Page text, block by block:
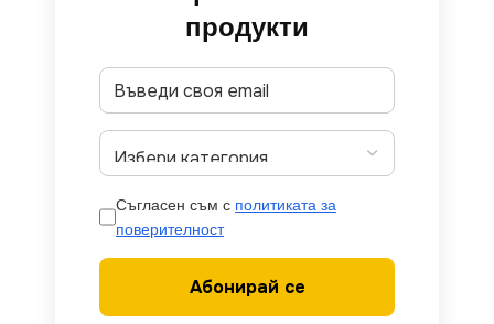
продукти
Съгласен съм с политиката за
поверителност
Абонирай се